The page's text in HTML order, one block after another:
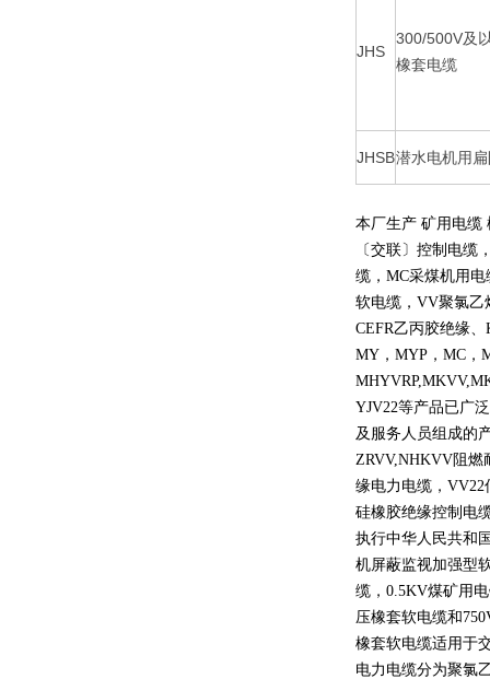
JHS
300/500V及
橡套电缆
JHSB潜水电机用
本厂生产 矿用电缆
〔交联〕控制电缆
缆， MC采煤机用电
软电缆， VV聚氯乙
CEFR乙丙胶绝缘、
MY ， MYP ， MC ，
YJV22等产品已广
及服务人员组成的
ZRVV,NHKVV阻燃
缘电力电缆， VV22
硅橡胶绝缘控制电
执行中华人民共和
机屏蔽监视加强型
缆， 0.5KV煤矿用
压橡套软电缆和
橡套软电缆适用于
电力电缆分为聚氯